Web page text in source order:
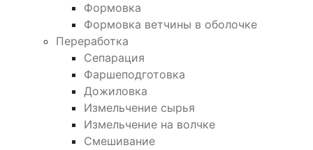
Формовка
Формовка ветчины в оболочке
Переработка
Сепарация
Фаршеподготовка
Дожиловка
Измельчение сырья
Измельчение на волчке
Смешивание